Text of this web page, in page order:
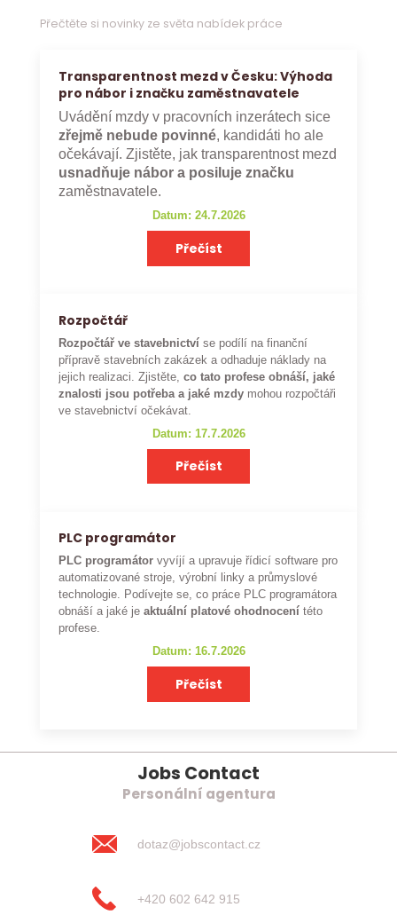
Přečtěte si novinky ze světa nabídek práce
Transparentnost mezd v Česku: Výhoda
pro nábor i značku zaměstnavatele
Uvádění mzdy v pracovních inzerátech sice
zřejmě nebude povinné, kandidáti ho ale
očekávají. Zjistěte, jak transparentnost mezd
usnadňuje nábor a posiluje značku
zaměstnavatele.
Datum: 24.7.2026
Přečíst
Rozpočtář
Rozpočtář ve stavebnictví se podílí na finanční
přípravě stavebních zakázek a odhaduje náklady na
jejich realizaci. Zjistěte,co tato profese obnáší, jaké
znalosti jsou potřeba a jaké mzdy mohou rozpočtáři
ve stavebnictví očekávat.
Datum: 17.7.2026
Přečíst
PLC programátor
PLC programátor vyvíjí a upravuje řídicí software pro
automatizované stroje, výrobní linky a průmyslové
technologie. Podívejte se, co práce PLC programátora
obnáší a jaké je aktuální platové ohodnocení této
profese.
Datum: 16.7.2026
Přečíst
Jobs Contact
Personální agentura
dotaz@jobscontact.cz
+420 602 642 915